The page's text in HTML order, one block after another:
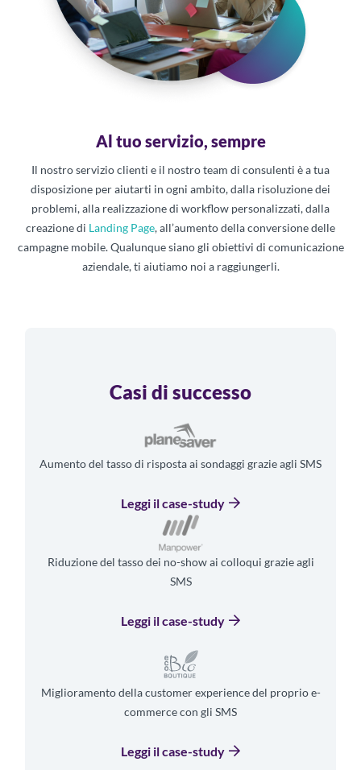
Al tuo servizio, sempre
Il nostro servizio clienti e il nostro team di consulenti è a tua
disposizione per aiutarti in ogni ambito, dalla risoluzione dei
problemi, alla realizzazione di workflow personalizzati, dalla
creazione di Landing Page, all’aumento della conversione delle
campagne mobile. Qualunque siano gli obiettivi di comunicazione
aziendale, ti aiutiamo noi a raggiungerli.
Casi di successo
Aumento del tasso di risposta ai sondaggi grazie agli SMS
Leggi il case-study
Riduzione del tasso dei no-show ai colloqui grazie agli
SMS
Leggi il case-study
Miglioramento della customer experience del proprio e-
commerce con gli SMS
Leggi il case-study